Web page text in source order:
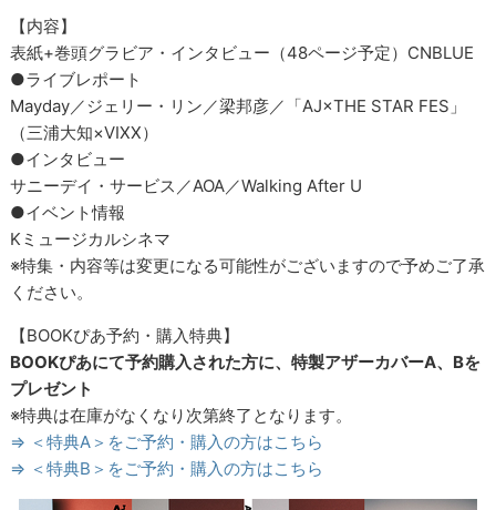
【内容】
表紙+巻頭グラビア・インタビュー（48ページ予定）CNBLUE
●ライブレポート
Mayday／ジェリー・リン／梁邦彦／「AJ×THE STAR FES」
（三浦大知×VIXX）
●インタビュー
サニーデイ・サービス／AOA／Walking After U
●イベント情報
Kミュージカルシネマ
※特集・内容等は変更になる可能性がございますので予めご了承
ください。
【BOOKぴあ予約・購入特典】
BOOKぴあにて予約購入された方に、特製アザーカバーA、Bを
プレゼント
※特典は在庫がなくなり次第終了となります。
⇒ ＜特典A＞をご予約・購入の方はこちら
⇒ ＜特典B＞をご予約・購入の方はこちら